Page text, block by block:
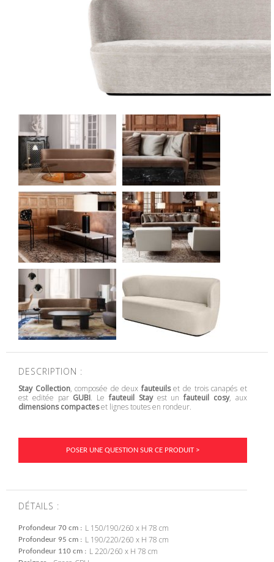
DESCRIPTION :
Stay Collection, composée de deuxfauteuilset de trois canapés et
est editée par GUBI. Lefauteuil Stayest unfauteuil cosy, aux
dimensions compacteset lignes toutes en rondeur.
POSER UNE QUESTION SUR CE PRODUIT >
DÉTAILS :
Profondeur 70 cm L 150/190/260 x H 78 cm
Profondeur 95 cm L 190/220/260 x H 78 cm
Profondeur 110 cm L 220/260 x H 78 cm